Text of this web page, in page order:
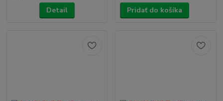
Detail Pridať do košíka